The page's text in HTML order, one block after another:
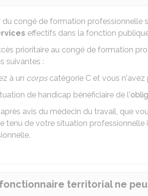
du congé de formation professionnelle
effectifs dans la fonction
prioritaire au congé de formation
suivantes :
à un corpscatégorie C et vous n'avez
de handicap bénéficiaire de l'
avis du médecin du travail, que
tenu de votre situation professionnelle
territorial ne